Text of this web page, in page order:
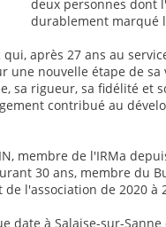
deux personnes dont
durablement marqué
qui, après 27 ans au
une nouvelle étape de sa
sa rigueur, sa fidélité et
contribué au
membre de l'IRMa
30 ans, membre du
l'association de 2020 à
date à Salaise-sur-